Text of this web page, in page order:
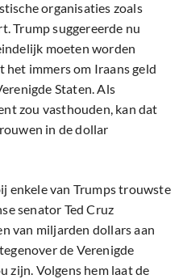
organisaties zoals
Trump suggereerde nu
moeten worden
het immers om Iraans geld
Staten. Als
zou vasthouden, kan dat
in de dollar
enkele van Trumps trouwste
senator Ted Cruz
van miljarden dollars aan
de Verenigde
zijn. Volgens hem laat de